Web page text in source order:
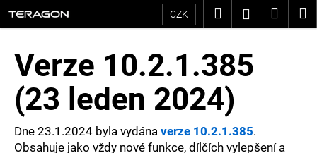
Přejít
CZK HledatPřihlášení
Verze 10.2.1.385
(23 leden 2024)
Dne 23.1.2024 byla vydána verze 10.2.1.385.
Obsahuje jako vždy nové funkce, dílčích vylepšení a
K
o
C
o
p